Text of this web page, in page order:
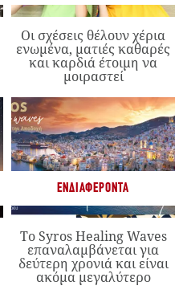
Οι σχέσεις θέλουν χέρια
ενωμένα, ματιές καθαρές
και καρδιά έτοιμη να
μοιραστεί
ΕΝΔΙΑΦΈΡΟΝΤΑ
Το Syros Healing Waves
επαναλαμβάνεται για
δεύτερη χρονιά και είναι
ακόμα μεγαλύτερο